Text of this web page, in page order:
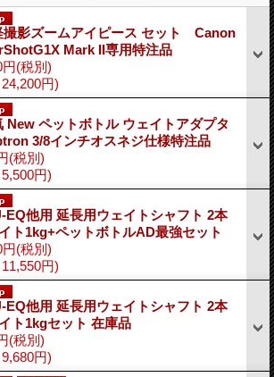
撮影ズームアイピース セット Canon
Mark II専用特注品
円(税別)
24,200円)
New ペットボトル ウェイトアダプタ
3/8インチオスネジ仕様特注品
(税別)
5,500円)
EQ他用 延長用ウェイトシャフト 2本
ト1kg+ペットボトルAD最強セット
円(税別)
11,550円)
EQ他用 延長用ウェイトシャフト 2本
ト1kgセット 在庫品
(税別)
9,680円)